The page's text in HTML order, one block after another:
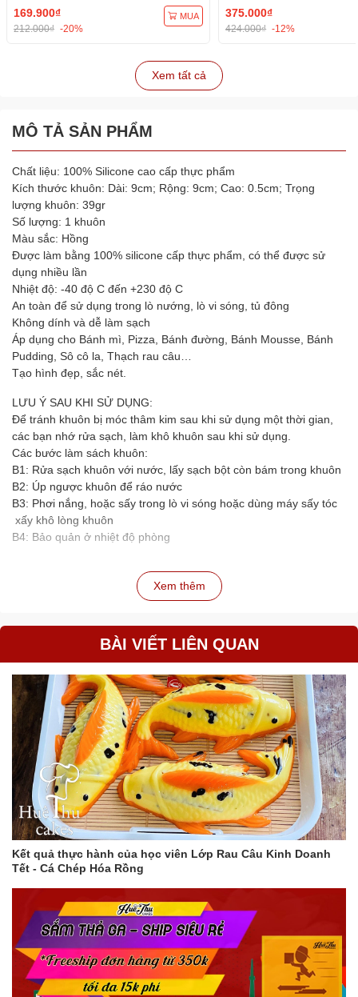
169.900₫
212.000₫ -20%
MUA 375.000₫
424.000₫ -12%
Xem tất cả
MÔ TẢ SẢN PHẨM
Chất liệu: 100% Silicone cao cấp thực phẩm
Kích thước khuôn: Dài: 9cm; Rộng: 9cm; Cao: 0.5cm; Trọng
lượng khuôn: 39gr
Số lượng: 1 khuôn
Màu sắc: Hồng
Được làm bằng 100% silicone cấp thực phẩm, có thể được sử
dụng nhiều lần
Nhiệt độ: -40 độ C đến +230 độ C
An toàn để sử dụng trong lò nướng, lò vi sóng, tủ đông
Không dính và dễ làm sạch
Áp dụng cho Bánh mì, Pizza, Bánh đường, Bánh Mousse, Bánh
Pudding, Sô cô la, Thạch rau câu…
Tạo hình đẹp, sắc nét.
LƯU Ý SAU KHI SỬ DỤNG:
Để tránh khuôn bị móc thâm kim sau khi sử dụng một thời gian,
các bạn nhớ rửa sạch, làm khô khuôn sau khi sử dụng.
Các bước làm sách khuôn:
B1: Rửa sạch khuôn với nước, lấy sạch bột còn bám trong khuôn
B2: Úp ngược khuôn để ráo nước
B3: Phơi nắng, hoặc sấy trong lò vi sóng hoặc dùng máy sấy tóc
xấy khô lòng khuôn
B4: Bảo quản ở nhiệt độ phòng
Xem thêm
BÀI VIẾT LIÊN QUAN
Kết quả thực hành của học viên Lớp Rau Câu Kinh Doanh
Tết - Cá Chép Hóa Rồng